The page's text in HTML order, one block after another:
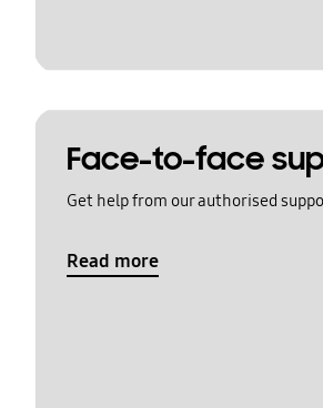
Face-to-face
Get help from our authorised
Read more